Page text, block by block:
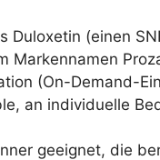
Duloxetin (einen
Markennamen
(On-Demand-
an individuelle
geeignet, die